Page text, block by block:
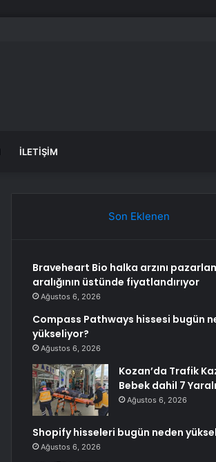
İLETIŞIM
Son Eklenen
Braveheart Bio halka arzını
aralığının üstünde fiyatlandırıyor
Ağustos 6, 2026
Compass Pathways hissesi bugün
yükseliyor?
Ağustos 6, 2026
Kozan’da Trafik
Bebek dahil 7 Yaralı
Ağustos 6, 2026
Shopify hisseleri bugün neden
Ağustos 6, 2026